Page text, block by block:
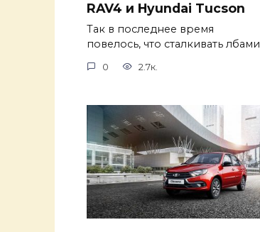
RAV4 и Hyundai Tucson
Так в последнее время
повелось, что сталкивать лбами
0 2.7к.